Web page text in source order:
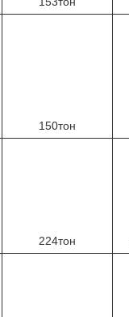
150тон
224тон